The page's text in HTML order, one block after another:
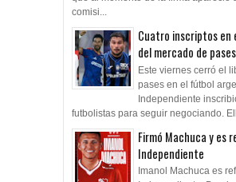
comisi...
Cuatro inscriptos en
del mercado de pases
Este viernes cerró el
pases en el fútbol
Independiente
futbolistas para seguir negociando.
Firmó Machuca y es
Independiente
Imanol Machuca es